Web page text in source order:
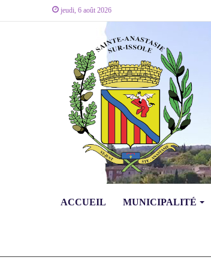
jeudi, 6 août 2026
ACCUEIL MUNICIPALITÉ